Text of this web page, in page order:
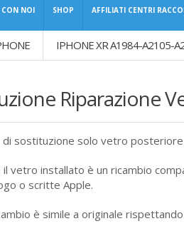
CON NOI SHOP AFFILIATI CENTRI
IPHONE XR A1984-A2105-
Riparazione
sostituzione solo vetro
vetro installato è un ricambio
o scritte Apple.
è simile a originale